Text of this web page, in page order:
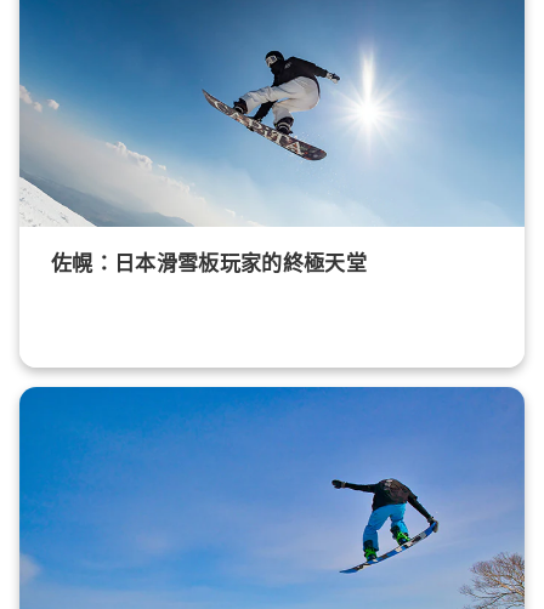
佐幌：日本滑雪板玩家的終極天堂